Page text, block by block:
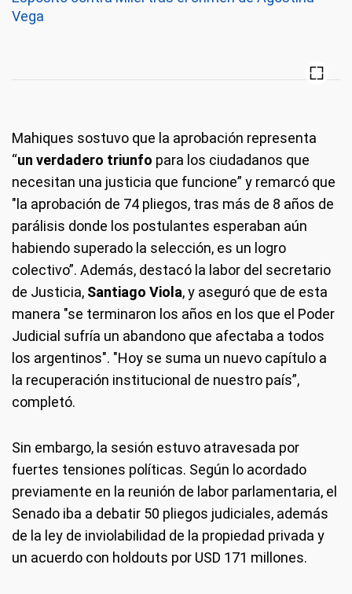
Vega
Mahiques sostuvo que la aprobación representa
“un verdadero triunfo para los ciudadanos que
necesitan una justicia que funcione” y remarcó que
"la aprobación de 74 pliegos, tras más de 8 años de
parálisis donde los postulantes esperaban aún
habiendo superado la selección, es un logro
colectivo”. Además, destacó la labor del secretario
de Justicia, Santiago Viola, y aseguró que de esta
manera "se terminaron los años en los que el Poder
Judicial sufría un abandono que afectaba a todos
los argentinos". "Hoy se suma un nuevo capítulo a
la recuperación institucional de nuestro país”,
completó.
Sin embargo, la sesión estuvo atravesada por
fuertes tensiones políticas. Según lo acordado
previamente en la reunión de labor parlamentaria, el
Senado iba a debatir 50 pliegos judiciales, además
de la ley de inviolabilidad de la propiedad privada y
un acuerdo con holdouts por USD 171 millones.